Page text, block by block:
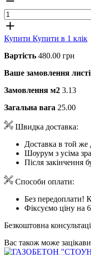
Купити Купити в 1 клік
Вартість 480.00 грн
Ваше замовлення
Замовлення м2 3.13
Загальна вага 25.00
Швидка доставка:
Доставка в той же
Шоурум з усіма
Після закінчення
Способи оплати:
Без передоплати!
Фіксуємо ціну на
Безкоштовна
Вас також може